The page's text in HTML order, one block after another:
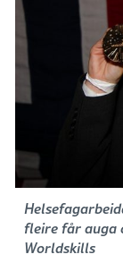
fleire får auga
Worldskills